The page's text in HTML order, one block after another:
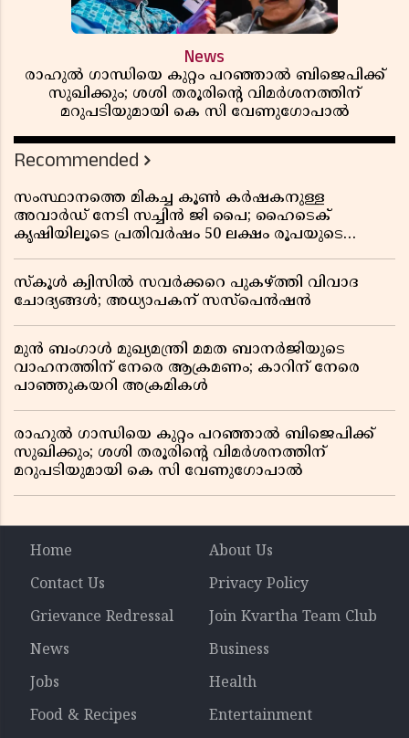
News
രാഹുൽ ഗാന്ധിയെ കുറ്റം പറഞ്ഞാൽ ബിജെപിക്ക്
സുഖിക്കും; ശശി തരൂരിന്റെ വിമർശനത്തിന്
മറുപടിയുമായി കെ സി വേണുഗോപാൽ
Recommended
സംസ്ഥാനത്തെ മികച്ച കൂൺ കർഷകനുള്ള
അവാർഡ് നേടി സച്ചിൻ ജി പൈ; ഹൈടെക്
കൃഷിയിലൂടെ പ്രതിവർഷം 50 ലക്ഷം രൂപയുടെ
സ്കൂൾ ക്വിസിൽ സവർക്കറെ പുകഴ്ത്തി വിവാദ
ചോദ്യങ്ങൾ; അധ്യാപകന് സസ്പെൻഷൻ
മുൻ ബംഗാൾ മുഖ്യമന്ത്രി മമത ബാനർജിയുടെ
വാഹനത്തിന് നേരെ ആക്രമണം; കാറിന് നേരെ
പാഞ്ഞുകയറി അക്രമികൾ
രാഹുൽ ഗാന്ധിയെ കുറ്റം പറഞ്ഞാൽ ബിജെപിക്ക്
സുഖിക്കും; ശശി തരൂരിന്റെ വിമർശനത്തിന്
മറുപടിയുമായി കെ സി വേണുഗോപാൽ
Home
About Us
Contact Us
Privacy Policy
Grievance Redressal
Join Kvartha Team Club
News
Business
Jobs
Health
Food & Recipes
Entertainment